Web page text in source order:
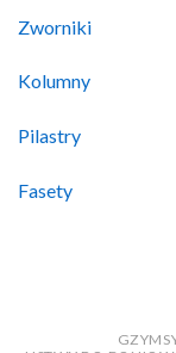
Zworniki
Kolumny
Pilastry
Fasety